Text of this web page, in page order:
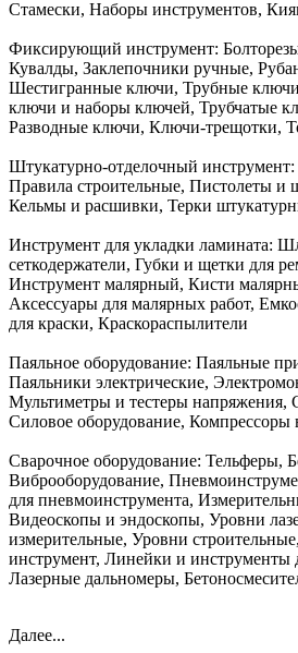
Стамески, Наборы инструментов,
Фиксирующий инструмент:
Кувалды, Заклепочники ручные,
Шестигранные ключи, Трубные
ключи и наборы ключей, Трубчатые
Разводные ключи, Ключи-трещотки,
Штукатурно-отделочный инструмент:
Правила строительные, Пистолеты
Кельмы и расшивки, Терки
Инструмент для укладки ламината:
сеткодержатели, Губки и щетки для
Инструмент малярный, Кисти
Аксессуары для малярных работ,
для краски, Краскораспылители
Паяльное оборудование: Паяльные
Паяльники электрические,
Мультиметры и тестеры
Силовое оборудование, Компрессоры
Сварочное оборудование: Тельферы,
Виброоборудование,
для пневмоинструмента,
Видеоскопы и эндоскопы, Уровни
измерительные, Уровни
инструмент, Линейки и инструменты
Лазерные дальномеры,
Далее...